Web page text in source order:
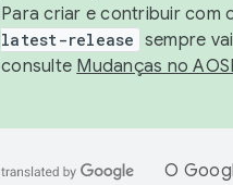
Para criar e contribuir com
latest-release sempre
consulte Mudanças no
O